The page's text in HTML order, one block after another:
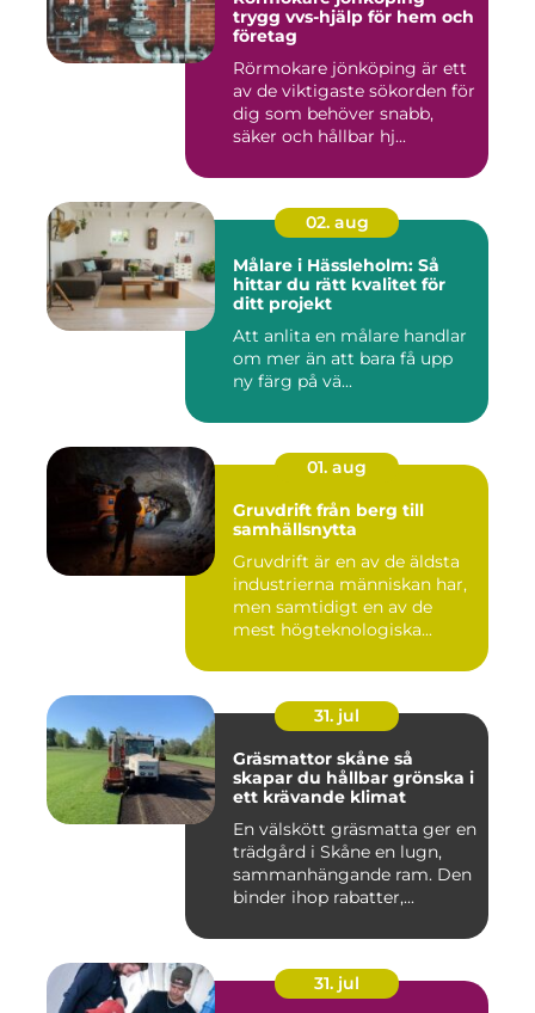
trygg vvs-hjälp för hem och
företag
Rörmokare jönköping är ett
av de viktigaste sökorden för
dig som behöver snabb,
säker och hållbar hj...
02. aug
Målare i Hässleholm: Så
hittar du rätt kvalitet för
ditt projekt
Att anlita en målare handlar
om mer än att bara få upp
ny färg på vä...
01. aug
Gruvdrift från berg till
samhällsnytta
Gruvdrift är en av de äldsta
industrierna människan har,
men samtidigt en av de
mest högteknologiska...
31. jul
Gräsmattor skåne så
skapar du hållbar grönska i
ett krävande klimat
En välskött gräsmatta ger en
trädgård i Skåne en lugn,
sammanhängande ram. Den
binder ihop rabatter,...
31. jul